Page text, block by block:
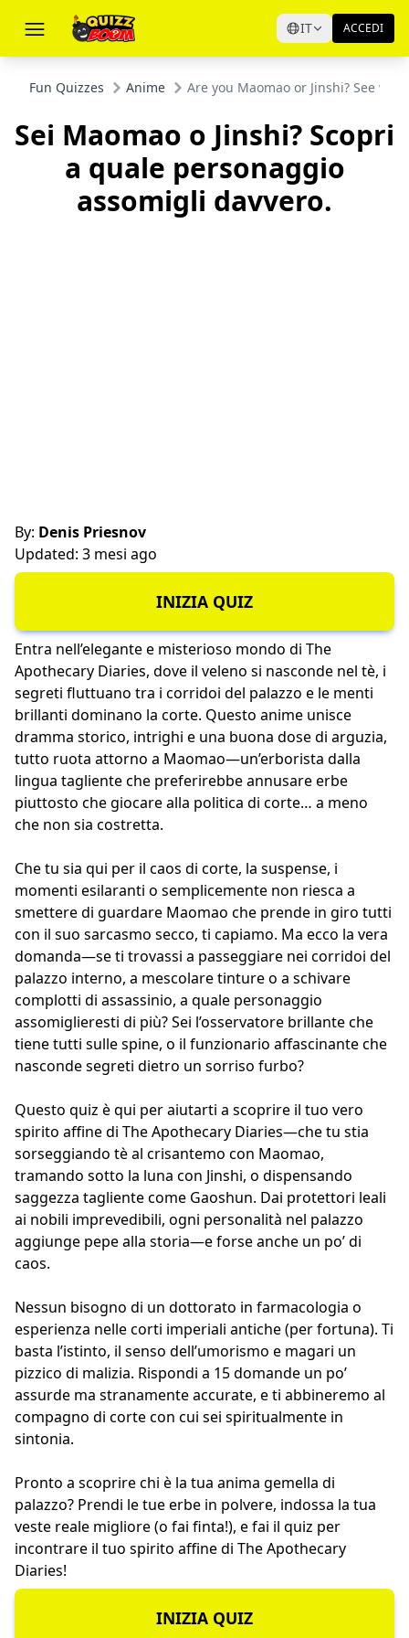
IT ACCEDI
Fun Quizzes Anime Are you Maomao or Jinshi? See
Sei Maomao o Jinshi? Scopri
a quale personaggio
assomigli davvero.
By: Denis Priesnov
Updated: 3 mesi ago
INIZIA QUIZ
Entra nell’elegante e misterioso mondo di The
Apothecary Diaries, dove il veleno si nasconde nel tè, i
segreti fluttuano tra i corridoi del palazzo e le menti
brillanti dominano la corte. Questo anime unisce
dramma storico, intrighi e una buona dose di arguzia,
tutto ruota attorno a Maomao—un’erborista dalla
lingua tagliente che preferirebbe annusare erbe
piuttosto che giocare alla politica di corte… a meno
che non sia costretta.
Che tu sia qui per il caos di corte, la suspense, i
momenti esilaranti o semplicemente non riesca a
smettere di guardare Maomao che prende in giro tutti
con il suo sarcasmo secco, ti capiamo. Ma ecco la vera
domanda—se ti trovassi a passeggiare nei corridoi del
palazzo interno, a mescolare tinture o a schivare
complotti di assassinio, a quale personaggio
assomiglieresti di più? Sei l’osservatore brillante che
tiene tutti sulle spine, o il funzionario affascinante che
nasconde segreti dietro un sorriso furbo?
Questo quiz è qui per aiutarti a scoprire il tuo vero
spirito affine di The Apothecary Diaries—che tu stia
sorseggiando tè al crisantemo con Maomao,
tramando sotto la luna con Jinshi, o dispensando
saggezza tagliente come Gaoshun. Dai protettori leali
ai nobili imprevedibili, ogni personalità nel palazzo
aggiunge pepe alla storia—e forse anche un po’ di
caos.
Nessun bisogno di un dottorato in farmacologia o
esperienza nelle corti imperiali antiche (per fortuna). Ti
basta l’istinto, il senso dell’umorismo e magari un
pizzico di malizia. Rispondi a 15 domande un po’
assurde ma stranamente accurate, e ti abbineremo al
compagno di corte con cui sei spiritualmente in
sintonia.
Pronto a scoprire chi è la tua anima gemella di
palazzo? Prendi le tue erbe in polvere, indossa la tua
veste reale migliore (o fai finta!), e fai il quiz per
incontrare il tuo spirito affine di The Apothecary
Diaries!
INIZIA QUIZ